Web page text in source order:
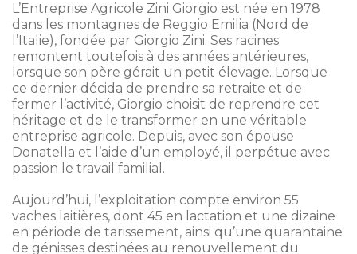
L’Entreprise Agricole Zini Giorgio est née en 1978
dans les montagnes de Reggio Emilia (Nord de
l’Italie), fondée par Giorgio Zini. Ses racines
remontent toutefois à des années antérieures,
lorsque son père gérait un petit élevage. Lorsque
ce dernier décida de prendre sa retraite et de
fermer l’activité, Giorgio choisit de reprendre cet
héritage et de le transformer en une véritable
entreprise agricole. Depuis, avec son épouse
Donatella et l’aide d’un employé, il perpétue avec
passion le travail familial.
Aujourd’hui, l’exploitation compte environ 55
vaches laitières, dont 45 en lactation et une dizaine
en période de tarissement, ainsi qu’une quarantaine
de génisses destinées au renouvellement du